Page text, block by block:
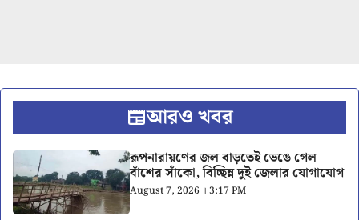
আরও খবর
রূপনারায়ণের জল বাড়তেই ভেঙে গেল
বাঁশের সাঁকো, বিচ্ছিন্ন দুই জেলার যোগাযোগ
August 7, 2026 । 3:17 PM